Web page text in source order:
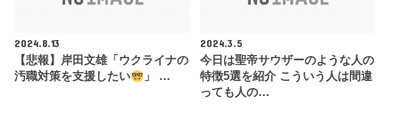
2024.8.13
【悲報】岸田文雄「ウクライナの
汚職対策を支援したい
」 …
2024.3.5
今日は聖帝サウザーのような人の
特徴5選を紹介 こういう人は間違
っても人の…